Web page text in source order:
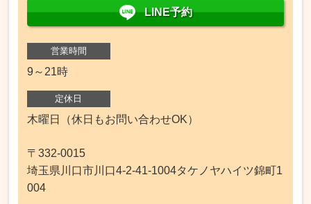
LINE予約
営業時間
9～21時
定休日
木曜日（休日もお問い合わせOK）
〒332-0015
埼玉県川口市川口4-2-41-1004タケノヤハイツ錦町1
004